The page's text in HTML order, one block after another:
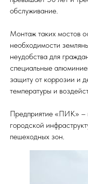
обслуживание.
Монтаж таких мостов
необходимости
неудобства для
специальные
защиту от коррозии и
температуры и
Предприятие «ПИК» –
городской
пешеходных зон.